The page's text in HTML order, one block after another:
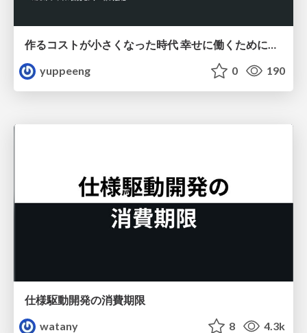
作るコストが小さくなった時代 幸せに働くために改めて考えたいこと 〜エンジニアとして価値を出し続けるために注視している二分野〜
yuppeeng
0 190
仕様駆動開発の消費期限
watany
8 4.3k